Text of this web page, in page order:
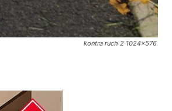
kontra ruch 2 1024x576